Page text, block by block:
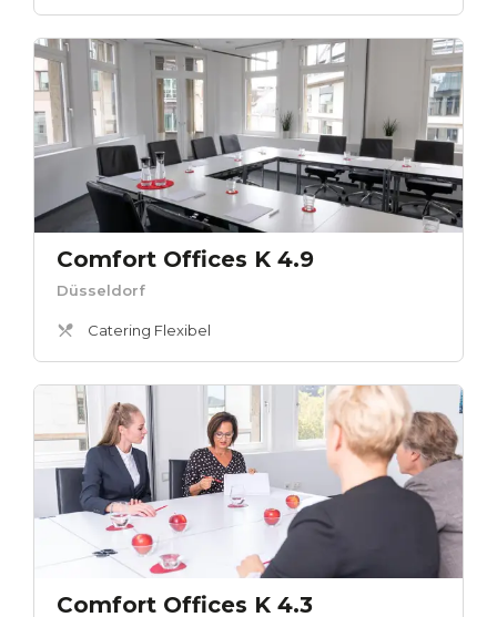
Comfort Offices K 4.9
Düsseldorf
Catering Flexibel
Comfort Offices K 4.3